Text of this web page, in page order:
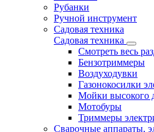
Рубанки
Ручной инструмент
Садовая техника
Садовая техника
Смотреть весь
Бензотриммеры
Воздуходувки
Газонокосилки
Мойки высокого
Мотобуры
Триммеры
Сварочные аппараты,